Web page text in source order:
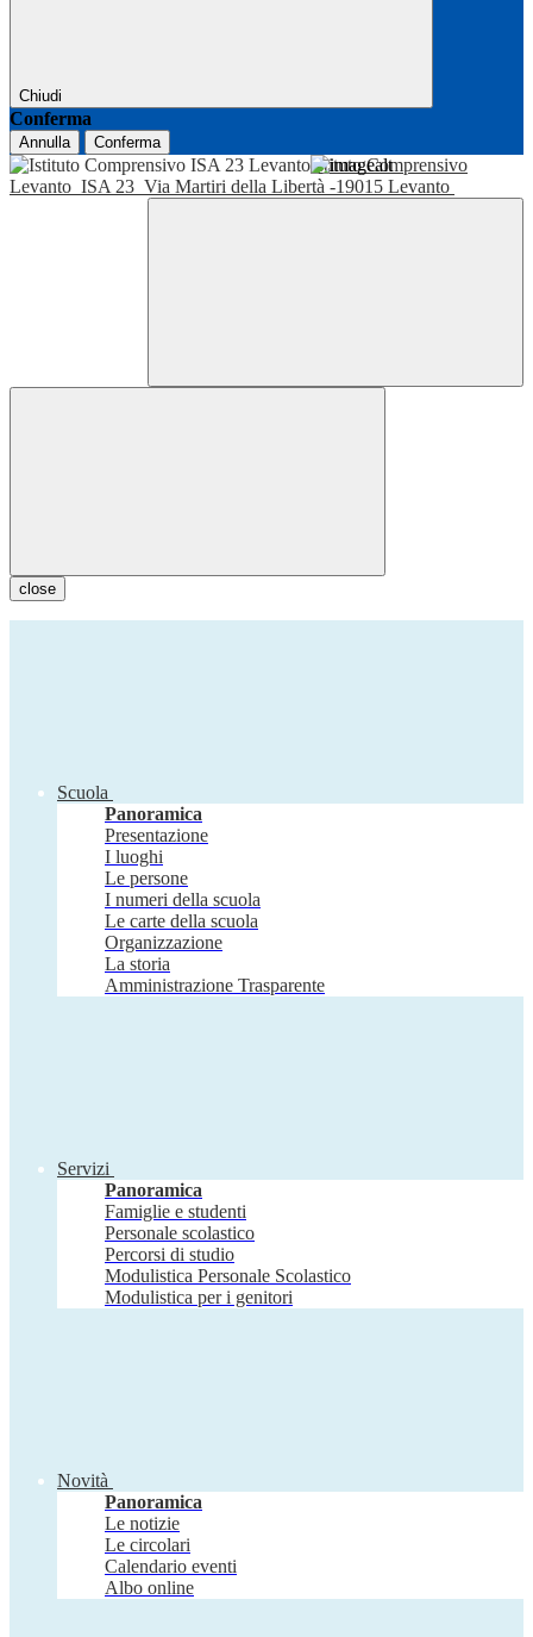
Chiudi
Conferma
Annulla Conferma
Istituto Comprensivo
Levanto ISA 23 Via Martiri della Libertà -19015 Levanto
close
Scuola
Panoramica
Presentazione
I luoghi
Le persone
I numeri della scuola
Le carte della scuola
Organizzazione
La storia
Amministrazione Trasparente
Servizi
Panoramica
Famiglie e studenti
Personale scolastico
Percorsi di studio
Modulistica Personale Scolastico
Modulistica per i genitori
Novità
Panoramica
Le notizie
Le circolari
Calendario eventi
Albo online